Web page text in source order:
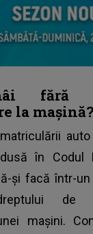
fără
la mașină?
auto
în Codul
și facă într-
de
mașini.